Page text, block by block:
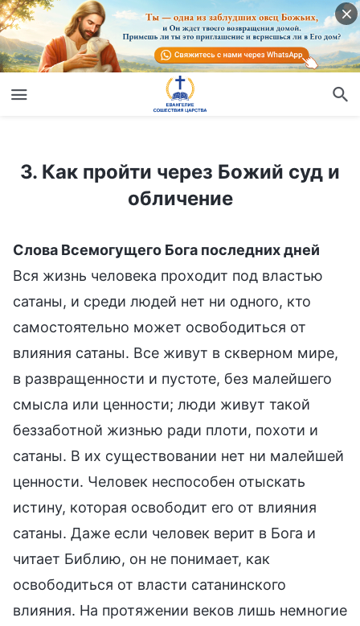
3. Как пройти через Божий суд и обличение
3. Как пройти через Божий суд и
обличение
Слова Всемогущего Бога последних дней
Вся жизнь человека проходит под властью
сатаны, и среди людей нет ни одного, кто
самостоятельно может освободиться от
влияния сатаны. Все живут в скверном мире,
в развращенности и пустоте, без малейшего
смысла или ценности; люди живут такой
беззаботной жизнью ради плоти, похоти и
сатаны. В их существовании нет ни малейшей
ценности. Человек неспособен отыскать
истину, которая освободит его от влияния
сатаны. Даже если человек верит в Бога и
читает Библию, он не понимает, как
освободиться от власти сатанинского
влияния. На протяжении веков лишь немногие